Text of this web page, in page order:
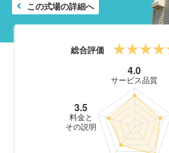
この式場の詳細へ
総合評価
4.0
サービス品質
3.5
料金と
その説明